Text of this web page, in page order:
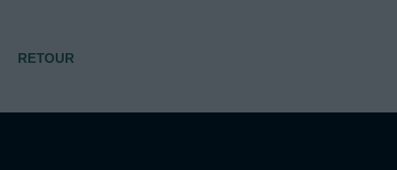
RETOUR